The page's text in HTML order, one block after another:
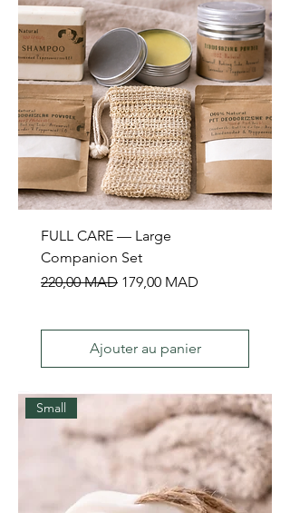
FULL CARE — Large
Companion Set
Prix original
220,00 MAD Prix promotionnel
179,00 MAD
Ajouter au panier
Small